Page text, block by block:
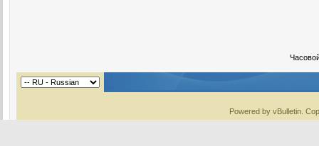
Powered by vBulletin.